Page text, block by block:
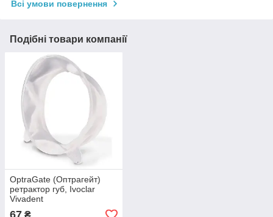
Всі умови повернення
Подібні товари компанії
OptraGate (Оптрагейт)
ретрактор губ, Ivoclar
Vivadent